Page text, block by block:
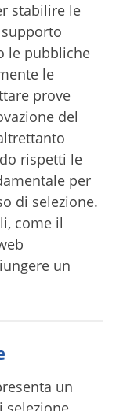
stabilire le
le pubbliche
le
prove
del
rispetti le
per
di selezione.
come il
un
un